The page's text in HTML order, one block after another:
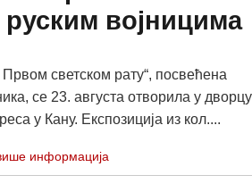
војницима
светском рату“, посвећена
се 23. августа отворила у дворцу
у Кану. Експозиција из кол....
информација